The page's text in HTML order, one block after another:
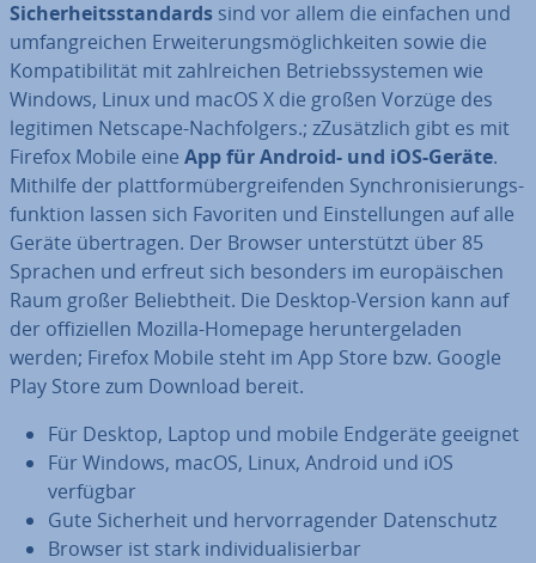
Si­cher­heits­stan­dards sind vor allem die einfachen und
um­fang­rei­chen Er­wei­te­rungs­mög­lich­kei­ten sowie die
Kom­pa­ti­bi­li­tät mit zahl­rei­chen Be­triebs­sys­te­men wie
Windows, Linux und macOS X die großen Vorzüge des
legitimen Netscape-Nach­fol­gers.; zZu­sätz­lich gibt es mit
Firefox Mobile eine App für Android- und iOS-Geräte.
Mithilfe der platt­form­über­grei­fen­den Syn­chro­ni­sie­rungs­
funk­ti­on lassen sich Favoriten und Ein­stel­lun­gen auf alle
Geräte über­tra­gen. Der Browser un­ter­stützt über 85
Sprachen und erfreut sich besonders im eu­ro­päi­schen
Raum großer Be­liebt­heit. Die Desktop-Version kann auf
der of­fi­zi­el­len Mozilla-Homepage her­un­ter­ge­la­den
werden; Firefox Mobile steht im App Store bzw. Google
Play Store zum Download bereit.
Für Desktop, Laptop und mobile Endgeräte geeignet
Für Windows, macOS, Linux, Android und iOS
verfügbar
Gute Si­cher­heit und her­vor­ra­gen­der Da­ten­schutz
Browser ist stark in­di­vi­dua­li­sier­bar